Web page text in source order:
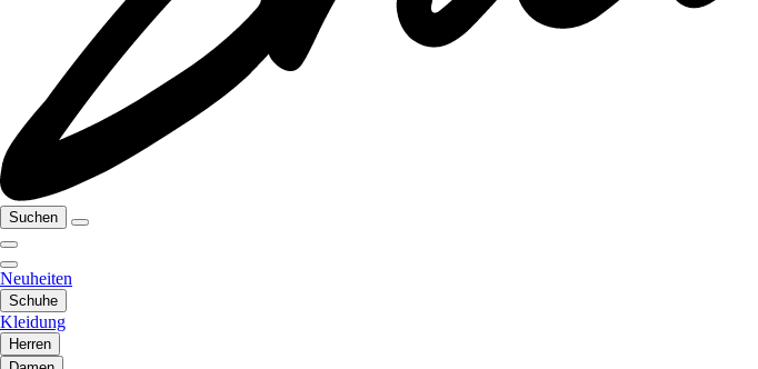
Suchen
Neuheiten
Schuhe
Kleidung
Herren